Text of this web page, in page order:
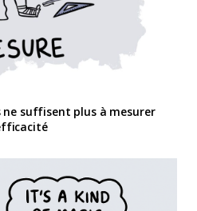
ne suffisent plus à mesurer